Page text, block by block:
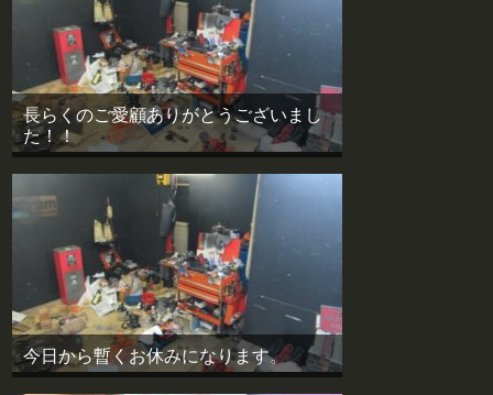
長らくのご愛顧ありがとうございまし
た！！
今日から暫くお休みになります。